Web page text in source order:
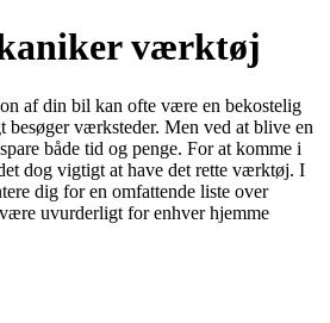
værktøj
af din bil kan ofte være en bekostelig
værksteder. Men ved at blive en
både tid og penge. For at komme i
dog vigtigt at have det rette værktøj. I
dig for en omfattende liste over
uvurderligt for enhver hjemme